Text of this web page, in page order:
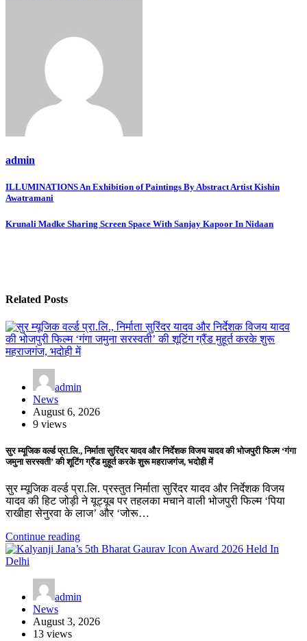
admin
Post
navigation
ILLUMINATIONS An Exhibition of Paintings By Abstract Artist Kishin
Awatramani
Krunali Madke Sharing Screen Space With Sanjay Kapoor In Nidaan
Related Posts
admin
News
August 6, 2026
9 views
सुर म्यूजिक वर्ल्ड प्रा.लि., निर्माता सुरिंदर यादव और निर्देशक विजय यादव की भोजपुरी फिल्म ‘गंगा
जमुना सरस्वती’ की शूटिंग ग्रैंड मुहूर्त करके शुरू महराजगंज, भदोही में
सुर म्यूजिक वर्ल्ड प्रा.लि. प्रस्तुत निर्माता सुरिंदर यादव और निर्देशक विजय
यादव की हिट जोड़ी ने यूट्यूब पर तहलका मचाने वाली भोजपुरी फिल्म ‘पिया
राखीहा सेनुरवा के लाज’ और ‘जोरू…
Continue reading
admin
News
August 3, 2026
13 views